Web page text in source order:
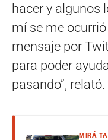
hacer y algunos
mí se me
mensaje por
para poder
pasando”, relató.
MIRÁ